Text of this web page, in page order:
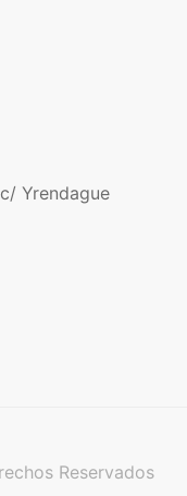
Yrendague
Reservados